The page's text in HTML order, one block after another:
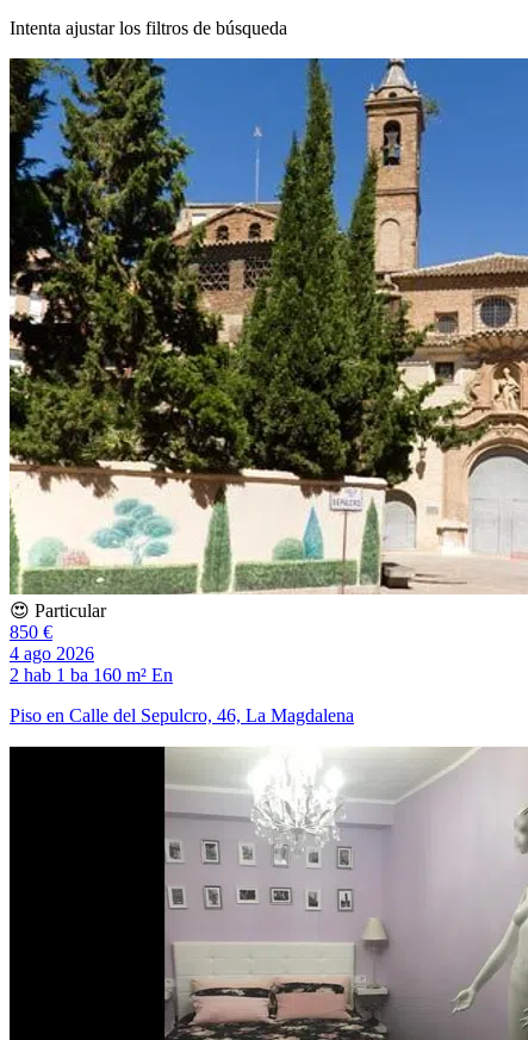
Intenta ajustar los filtros de búsqueda
😍 Particular
850 €
4 ago 2026
2 hab 1 ba 160 m² En
Piso en Calle del Sepulcro, 46, La Magdalena